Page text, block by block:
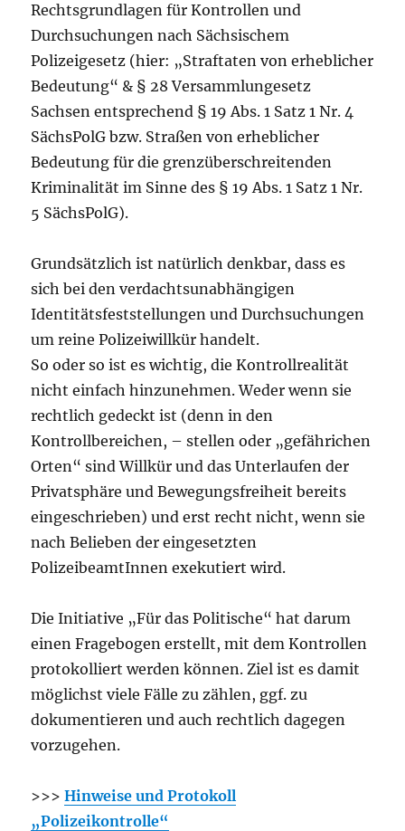
Rechtsgrundlagen für Kontrollen und
Durchsuchungen nach Sächsischem
Polizeigesetz (hier: „Straftaten von erheblicher
Bedeutung“ & § 28 Versammlungesetz
Sachsen entsprechend § 19 Abs. 1 Satz 1 Nr. 4
SächsPolG bzw. Straßen von erheblicher
Bedeutung für die grenzüberschreitenden
Kriminalität im Sinne des § 19 Abs. 1 Satz 1 Nr.
5 SächsPolG).
Grundsätzlich ist natürlich denkbar, dass es
sich bei den verdachtsunabhängigen
Identitätsfeststellungen und Durchsuchungen
um reine Polizeiwillkür handelt.
So oder so ist es wichtig, die Kontrollrealität
nicht einfach hinzunehmen. Weder wenn sie
rechtlich gedeckt ist (denn in den
Kontrollbereichen, – stellen oder „gefährichen
Orten“ sind Willkür und das Unterlaufen der
Privatsphäre und Bewegungsfreiheit bereits
eingeschrieben) und erst recht nicht, wenn sie
nach Belieben der eingesetzten
PolizeibeamtInnen exekutiert wird.
Die Initiative „Für das Politische“ hat darum
einen Fragebogen erstellt, mit dem Kontrollen
protokolliert werden können. Ziel ist es damit
möglichst viele Fälle zu zählen, ggf. zu
dokumentieren und auch rechtlich dagegen
vorzugehen.
>>>Hinweise und Protokoll
„Polizeikontrolle“